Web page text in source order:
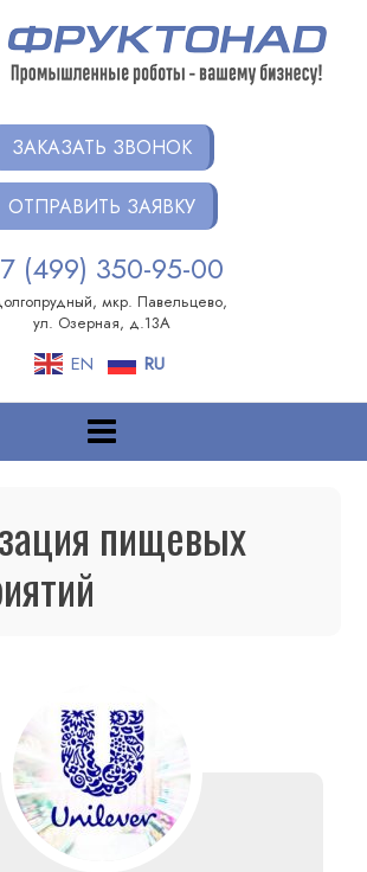
ГРУПП
ЗАКАЗАТЬ ЗВОНОК
ОТПРАВИТЬ ЗАЯВКУ
(499) 350-95-00
мкр. Павельцево,
ул. Озерная, д.13А
EN RU
пищевых